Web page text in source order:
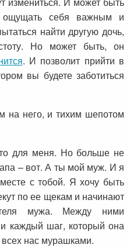
ощущать себя важным и
найти другую дочь,
Но может быть, он
. И позволит прийти в
вы будете заботиться
на него, и тихим шепотом
для меня. Но больше не
– вот. А ты мой муж. И я
с тобой. Я хочу быть
по ее щекам и начинают
мужа. Между ними
и каждый шаг, который она
всех нас мурашками.